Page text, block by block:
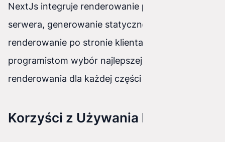
NextJs integruje renderowanie po stronie
serwera, generowanie statyczne oraz
renderowanie po stronie klienta, umożliwiając
programistom wybór najlepszej strategii
renderowania dla każdej części aplikacji.
Korzyści z Używania NextJs